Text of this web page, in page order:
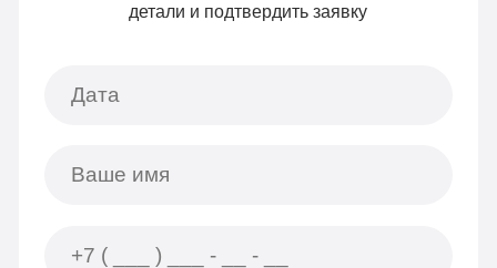
детали и подтвердить заявку